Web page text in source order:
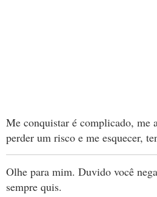
Me conquistar é complicado, me
perder um risco e me esquecer,
Olhe para mim. Duvido você
sempre quis.